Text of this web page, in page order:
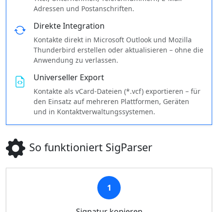
Adressen und Postanschriften.
Direkte Integration
Kontakte direkt in Microsoft Outlook und Mozilla
Thunderbird erstellen oder aktualisieren – ohne die
Anwendung zu verlassen.
Universeller Export
Kontakte als vCard-Dateien (*.vcf) exportieren – für
den Einsatz auf mehreren Plattformen, Geräten
und in Kontaktverwaltungssystemen.
So funktioniert SigParser
1